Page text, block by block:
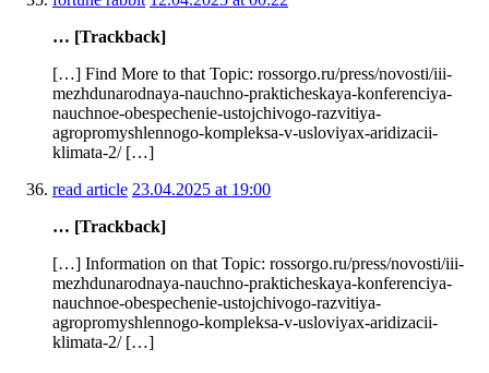
… [Trackback]
[…] Find More to that Topic: rossorgo.ru/press/novosti/iii-
mezhdunarodnaya-nauchno-prakticheskaya-konferenciya-
nauchnoe-obespechenie-ustojchivogo-razvitiya-
agropromyshlennogo-kompleksa-v-usloviyax-aridizacii-
klimata-2/ […]
read article 23.04.2025 at 19:00
… [Trackback]
[…] Information on that Topic: rossorgo.ru/press/novosti/iii-
mezhdunarodnaya-nauchno-prakticheskaya-konferenciya-
nauchnoe-obespechenie-ustojchivogo-razvitiya-
agropromyshlennogo-kompleksa-v-usloviyax-aridizacii-
klimata-2/ […]